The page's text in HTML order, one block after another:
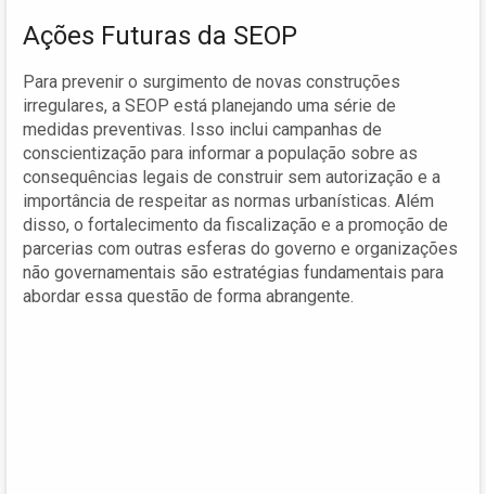
Ações Futuras da SEOP
Para prevenir o surgimento de novas construções
irregulares, a SEOP está planejando uma série de
medidas preventivas. Isso inclui campanhas de
conscientização para informar a população sobre as
consequências legais de construir sem autorização e a
importância de respeitar as normas urbanísticas. Além
disso, o fortalecimento da fiscalização e a promoção de
parcerias com outras esferas do governo e organizações
não governamentais são estratégias fundamentais para
abordar essa questão de forma abrangente.